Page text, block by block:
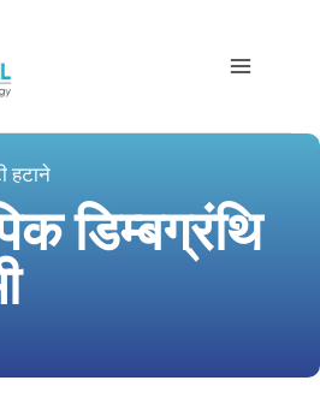
हटाने
डिम्बग्रंथि